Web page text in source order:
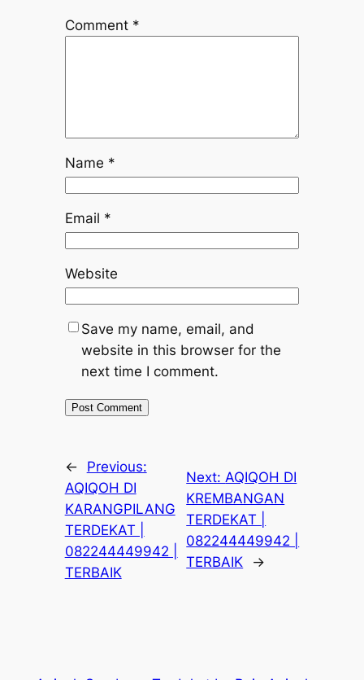
Comment *
Name *
Email *
Website
Save my name, email, and
website in this browser for the
next time I comment.
←
Previous:
AQIQOH DI
KARANGPILANG
TERDEKAT |
082244449942 |
TERBAIK
Next: AQIQOH DI
KREMBANGAN
TERDEKAT |
082244449942 |
TERBAIK
→